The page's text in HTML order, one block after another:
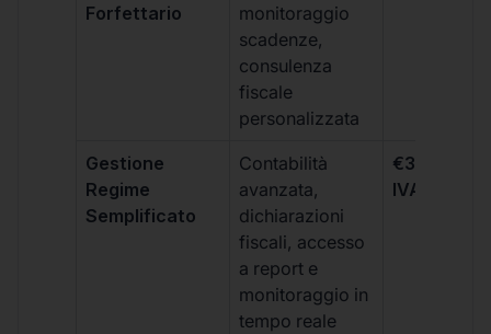
Forfettario
monitoraggio
scadenze,
consulenza
fiscale
personalizzata
Gestione
Regime
Semplificato
Contabilità
avanzata,
dichiarazioni
fiscali, accesso
a report e
monitoraggio in
tempo reale
€333 +
IVA/